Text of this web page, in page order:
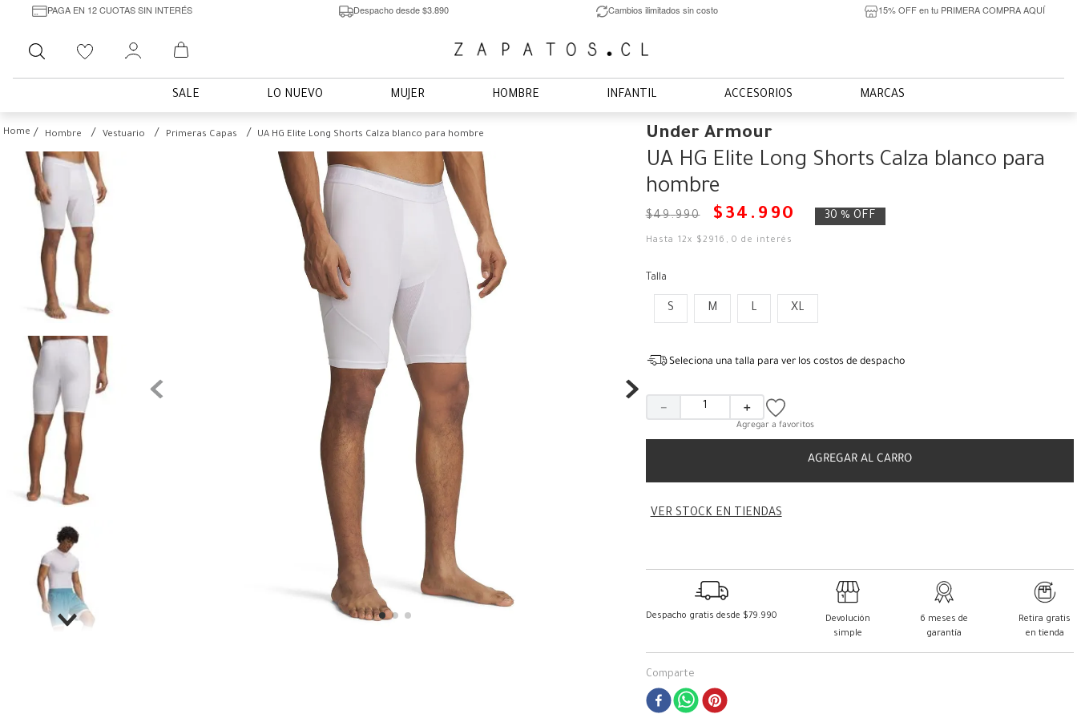
PAGA EN 12 CUOTAS SIN INTERÉS Despacho desde $3.890 Cambios ilimitados sin costo 15% OFF en tu PRIMERA COMPRA AQUÍ
Buscar
SALE LO NUEVO MUJER HOMBRE INFANTIL ACCESORIOS MARCAS
Hombre Vestuario Primeras Capas UA HG Elite Long Shorts Calza blanco para hombre Under Armour
UA HG Elite Long Shorts Calza blanco para
hombre
$49.990 $ 34 . 990 30 % OFF
Hasta 12x $2916 ,0 de interés
Talla
S M L XL
Seleciona una talla para ver los costos de despacho
＋
－
AGREGAR AL CARRO
VER STOCK EN TIENDAS
Despacho gratis desde $79.990
Devolución
simple
6 meses de
garantía
Retira gratis
en tienda
Comparte